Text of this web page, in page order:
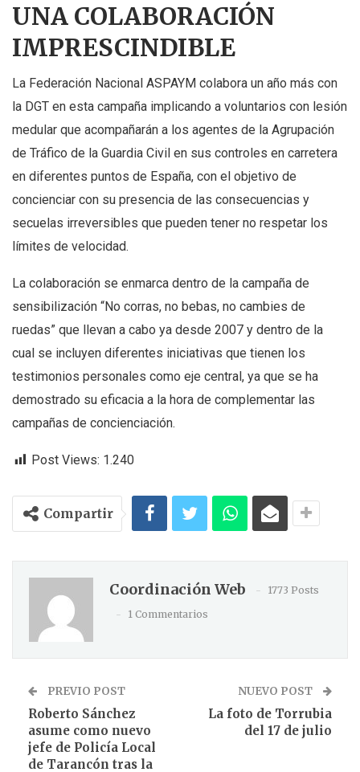
UNA COLABORACIÓN
IMPRESCINDIBLE
La Federación Nacional ASPAYM colabora un año más con
la DGT en esta campaña implicando a voluntarios con lesión
medular que acompañarán a los agentes de la Agrupación
de Tráfico de la Guardia Civil en sus controles en carretera
en diferentes puntos de España, con el objetivo de
concienciar con su presencia de las consecuencias y
secuelas irreversibles que pueden tener no respetar los
límites de velocidad.
La colaboración se enmarca dentro de la campaña de
sensibilización “No corras, no bebas, no cambies de
ruedas” que llevan a cabo ya desde 2007 y dentro de la
cual se incluyen diferentes iniciativas que tienen los
testimonios personales como eje central, ya que se ha
demostrado su eficacia a la hora de complementar las
campañas de concienciación.
Post Views: 1.240
Compartir
Coordinación Web
1773 Posts
1 Commentarios
PREVIO POST
Roberto Sánchez
asume como nuevo
jefe de Policía Local
de Tarancón tras la
NUEVO POST
La foto de Torrubia
del 17 de julio